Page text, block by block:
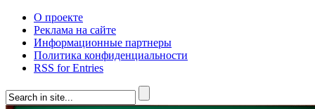
О проекте
Реклама на сайте
Информационные партнеры
Политика конфиденциальности
RSS for Entries